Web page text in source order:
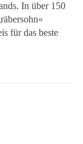
In über 150
für das beste